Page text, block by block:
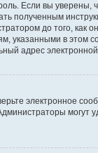
Если вы
полученным
до того,
указанными в
адрес
электронное